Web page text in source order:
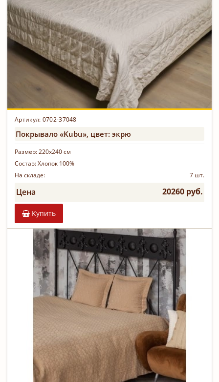
Артикул: 0702-37048
Покрывало «Kubu», цвет: экрю
Размер:220х240 см
Состав:Хлопок 100%
На складе:
7 шт.
Цена 20260 руб.
Купить